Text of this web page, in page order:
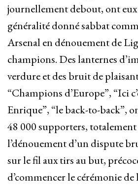
journellement debout, ont eux
généralité donné sabbat
Arsenal en dénouement de
champions. Des lanternes
verdure et des bruit de
“Champions d’Europe”, “Ici
Enrique”, “le back-to-back”,
48 000 supporters, totalement
l’dénouement d’un dispute
sur le fil aux tirs au but,
d’commencer le cérémonie de